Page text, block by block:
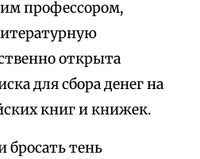
профессором,
открыта
для сбора денег на
книг и книжек.
тень